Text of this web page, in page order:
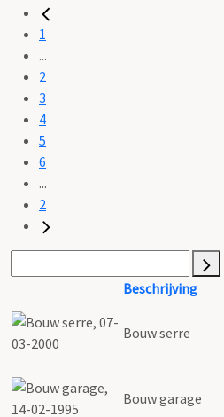
1
...
2
3
4
5
6
...
2
Beschrijving
Bouw serre
Bouw garage